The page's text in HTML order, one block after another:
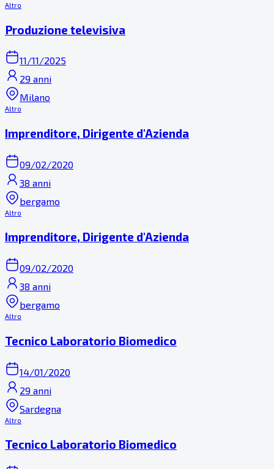
Altro
Produzione televisiva
11/11/2025
29 anni
Milano
Altro
Imprenditore, Dirigente d'Azienda
09/02/2020
38 anni
bergamo
Altro
Imprenditore, Dirigente d'Azienda
09/02/2020
38 anni
bergamo
Altro
Tecnico Laboratorio Biomedico
14/01/2020
29 anni
Sardegna
Altro
Tecnico Laboratorio Biomedico